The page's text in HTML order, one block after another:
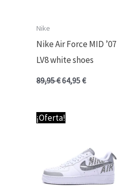
Nike
Nike Air Force MID ’07
LV8 white shoes
89,95€64,95€
¡Oferta!
El
precio
89,95 €.59,95 €.